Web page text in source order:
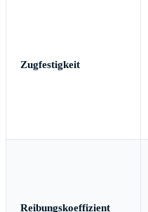
Zugfestigkeit
Reibungskoeffizient